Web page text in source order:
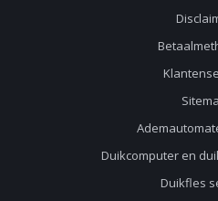
Duikcomputer en
Duikfles